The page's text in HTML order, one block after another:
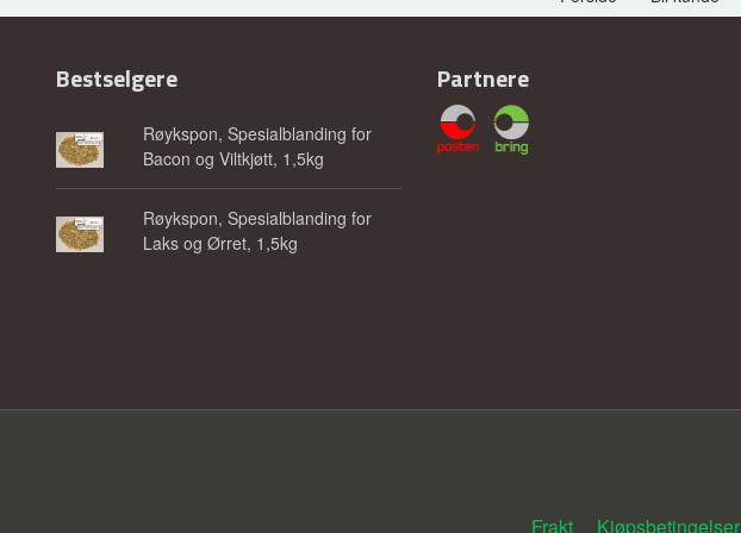
Bestselgere
Røykspon, Spesialblanding for
Bacon og Viltkjøtt, 1,5kg
Røykspon, Spesialblanding for
Laks og Ørret, 1,5kg
Partnere
Frakt Kjøpsbetingelser